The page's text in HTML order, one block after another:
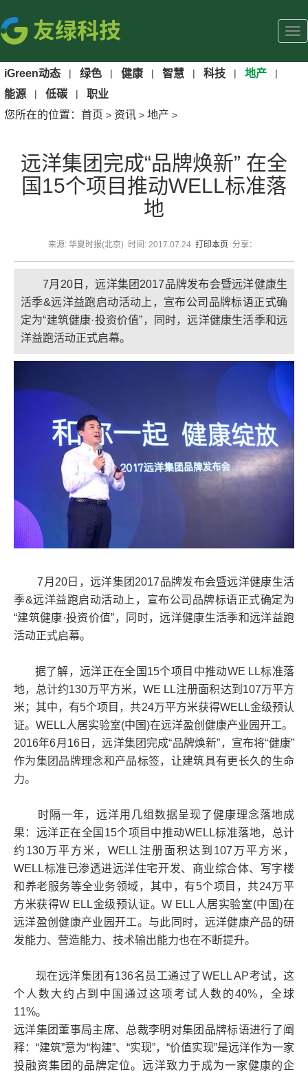
iGreen动态 | 绿色 | 健康 | 智慧 | 科技 | 地产 |
能源 | 低碳 |
职业
您所在的位置： 首页 > 资讯 > 地产 >
远洋集团完成“品牌焕新” 在全
国15个项目推动WELL标准落
地
来源: 华夏时报(北京) 时间: 2017.07.24 打印本页 分享：
7月20日，远洋集团2017品牌发布会暨远洋健康生
活季&远洋益跑启动活动上，宣布公司品牌标语正式确
定为“建筑健康·投资价值”，同时，远洋健康生活季和远
洋益跑活动正式启幕。
7月20日，远洋集团2017品牌发布会暨远洋健康生活
季&远洋益跑启动活动上，宣布公司品牌标语正式确定为
“建筑健康·投资价值”，同时，远洋健康生活季和远洋益跑
活动正式启幕。
据了解，远洋正在全国15个项目中推动WE LL标准落
地，总计约130万平方米，WE LL注册面积达到107万平方
米；其中，有5个项目，共24万平方米获得WELL金级预认
证。WELL人居实验室(中国)在远洋盈创健康产业园开工。
2016年6月16日，远洋集团完成“品牌焕新”，宣布将“健康”
作为集团品牌理念和产品标签，让建筑具有更长久的生命
力。
时隔一年，远洋用几组数据呈现了健康理念落地成
果：远洋正在全国15个项目中推动WELL标准落地，总计
约130万平方米，WELL注册面积达到107万平方米，
WELL标准已渗透进远洋住宅开发、商业综合体、写字楼
和养老服务等全业务领域，其中，有5个项目，共24万平
方米获得W ELL金级预认证。W ELL人居实验室(中国)在
远洋盈创健康产业园开工。与此同时，远洋健康产品的研
发能力、营造能力、技术输出能力也在不断提升。
现在远洋集团有136名员工通过了WELL AP考试，这
个人数大约占到中国通过这项考试人数的40%，全球
11%。
远洋集团董事局主席、总裁李明对集团品牌标语进行了阐
释：“建筑”意为“构建”、“实现”，“价值实现”是远洋作为一家
投融资集团的品牌定位。远洋致力于成为一家健康的企